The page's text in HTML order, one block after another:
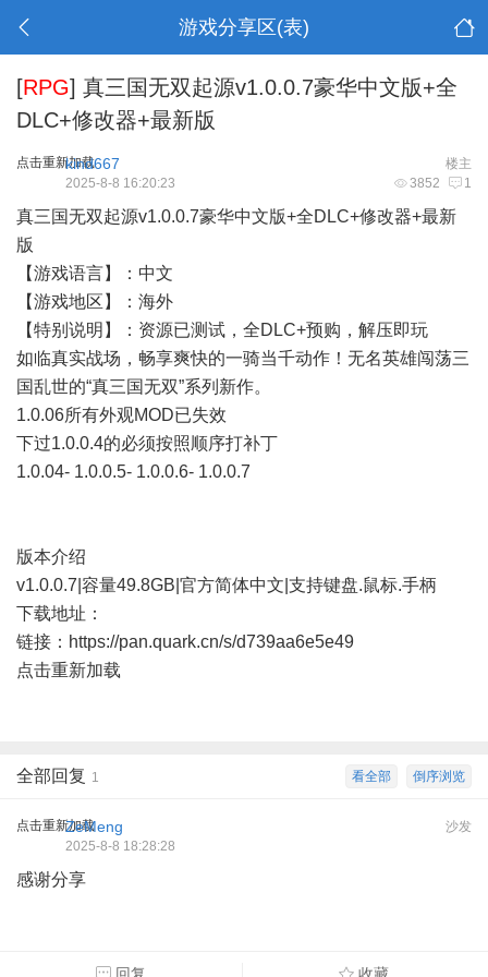
游戏分享区(表)
[RPG] 真三国无双起源v1.0.0.7豪华中文版+全
DLC+修改器+最新版
点击重新加载 楼主
kind667
3852 1
2025-8-8 16:20:23
真三国无双起源v1.0.0.7豪华中文版+全DLC+修改器+最新
版
【游戏语言】：中文
【游戏地区】：海外
【特别说明】：资源已测试，全DLC+预购，解压即玩
如临真实战场，畅享爽快的一骑当千动作！无名英雄闯荡三
国乱世的“真三国无双”系列新作。
1.0.06所有外观MOD已失效
下过1.0.0.4的必须按照顺序打补丁
1.0.04- 1.0.0.5- 1.0.0.6- 1.0.0.7
版本介绍
v1.0.0.7|容量49.8GB|官方简体中文|支持键盘.鼠标.手柄
下载地址：
链接： https://pan.quark.cn/s/d739aa6e5e49
点击重新加载
倒序浏览
看全部
全部回复 1
点击重新加载 沙发
ZeMeng
2025-8-8 18:28:28
感谢分享